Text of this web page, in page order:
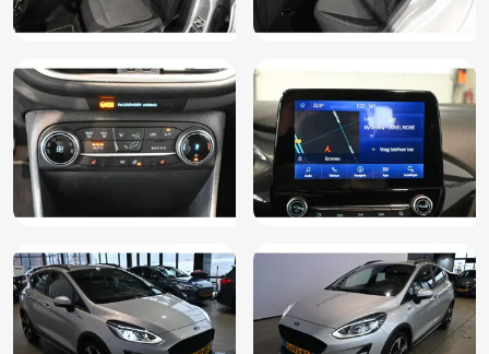
omgevingsverlichting (BSHCF)
geintegreerde richtingaanwijzers (BSHDY)
Elektrisch verstel- en verwarmbare buitenspiegels met
geintegreerde knipperlichten (BSHDJ)
Elektrisch verwarmbare buitenspiegels met geintegreerde
richtingaanwijzers (BSHDJ)
Elektronische remkrachtverdeling
Elektronisch Stabiliteits Programma
Ford Keyless Entry & Start (CBGAL)
FordPass Connect modem met E-Call - incl. Remote start
i.c.m. automaat (IEPAM)